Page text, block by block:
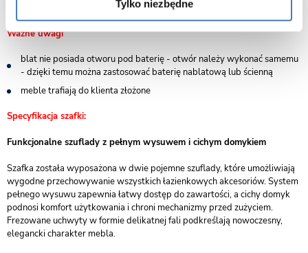
Tylko niezbędne
Ważne uwagi
blat nie posiada otworu pod baterię - otwór należy wykonać samemu
- dzięki temu można zastosować baterię nablatową lub ścienną
meble trafiają do klienta złożone
Specyfikacja szafki:
Funkcjonalne szuflady z pełnym wysuwem i cichym domykiem
Szafka została wyposażona w dwie pojemne szuflady, które umożliwiają
wygodne przechowywanie wszystkich łazienkowych akcesoriów. System
pełnego wysuwu zapewnia łatwy dostęp do zawartości, a cichy domyk
podnosi komfort użytkowania i chroni mechanizmy przed zużyciem.
Frezowane uchwyty w formie delikatnej fali podkreślają nowoczesny,
elegancki charakter mebla.